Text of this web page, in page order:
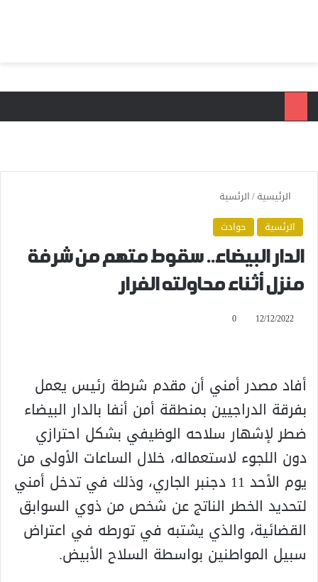
الرئيسية/الرئسية
الرئسية
حوادث
الدار البيضاء.. سقوط متهم من شرفة
منزل أثناء محاولته الفرار
12/12/2022
0
أفاد مصدر أمني أن مقدم شرطة رئيس يعمل
بفرقة الدراجيين بمنطقة أمن أنفا بالدار البيضاء
ضطر لإشهار سلاحه الوظيفي بشكل احترازي
دون اللجوء لاستعماله، خلال الساعات الأولى من
يوم الأحد 11 دجنبر الجاري، وذلك في تدخل أمني
لتحديد الخطر الناتج عن شخص من ذوي السوابق
القضائية، والذي يشتبه في تورطه في اعتراض
سبيل المواطنين بواسطة السلاح الأبيض.